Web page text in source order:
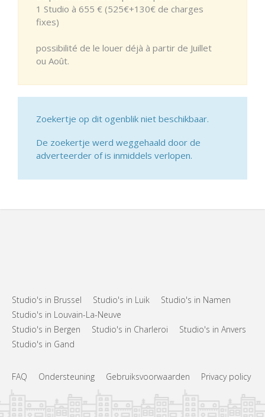
1 Studio à 655 € (525€+130€ de charges
fixes)
possibilité de le louer déjà à partir de Juillet
ou Août.
Zoekertje op dit ogenblik niet beschikbaar.
De zoekertje werd weggehaald door de
adverteerder of is inmiddels verlopen.
Studio's in Brussel Studio's in Luik
Studio's in Namen
Studio's in Louvain-La-Neuve
Studio's in Bergen
Studio's in Charleroi
Studio's in Anvers
Studio's in Gand
FAQ Ondersteuning Gebruiksvoorwaarden Privacy policy